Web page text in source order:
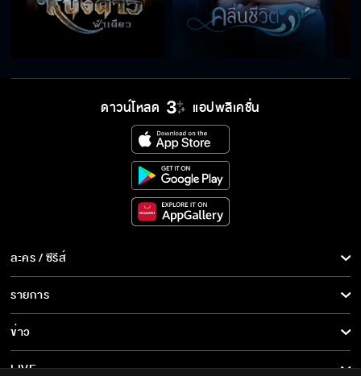
กาแฟมั้ยคะ…เดี๋ยวฉันไปชงให้
คุณต้องการแก้แค้นใช่มั้ย
ดาวน์โหลด แอปพลิเคชั่น
ละคร / ซีรีส์
ละคร/ซีรีส์
ซีรีส์นานาชาติ
การ์ตูน & เกม
รายการ
รายการทั้งหมด
ข่าว
ข่าวทั้งหมด
LIVE